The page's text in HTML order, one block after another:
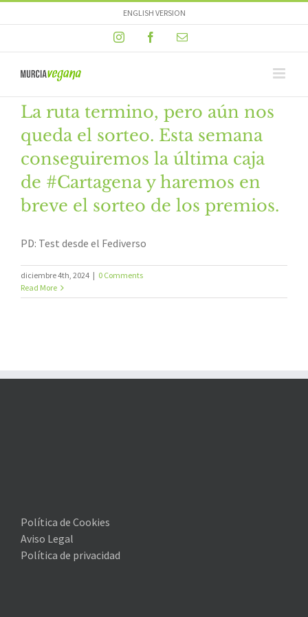
to
ENGLISH VERSION
InstagramFacebookEmail
La ruta termino, pero aún nos
queda el sorteo. Esta semana
conseguiremos la última caja
de #Cartagena y haremos en
breve el sorteo de los premios.
PD: Test desde el Fediverso
diciembre 4th, 2024 | 0 Comments
Read More
Política de Cookies
Aviso Legal
Política de privacidad